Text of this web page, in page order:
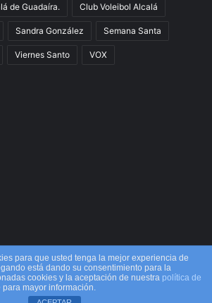
de Guadaíra. Club Voleibol Alcalá
Sandra González Semana Santa
Viernes Santo VOX
los derechos reservados M&M |
para que usted tenga la mejor experiencia de
está dando su consentimiento para la
cookies y la aceptación de nuestra política de
para mayor información.